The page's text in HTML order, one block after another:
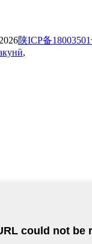
陕ICP备
,